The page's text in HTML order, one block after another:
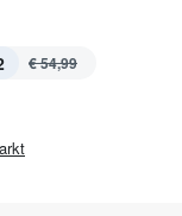
€ 54,99